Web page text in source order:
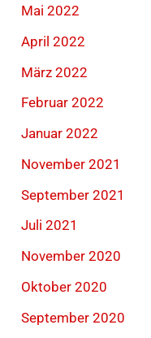
Mai 2022
April 2022
März 2022
Februar 2022
Januar 2022
November 2021
September 2021
Juli 2021
November 2020
Oktober 2020
September 2020